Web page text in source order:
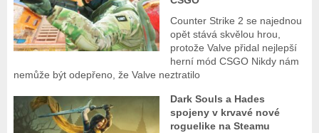
Counter Strike 2 se najednou
opět stává skvělou hrou,
protože Valve přidal nejlepší
herní mód CSGO Nikdy nám
nemůže být odepřeno, že Valve neztratilo
Dark Souls a Hades
spojeny v krvavé nové
roguelike na Steamu